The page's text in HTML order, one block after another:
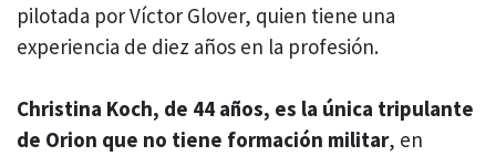
pilotada por Víctor Glover, quien tiene una
experiencia de diez años en la profesión.
Christina Koch, de 44 años, es la única tripulante
de Orion que no tiene formación militar, en